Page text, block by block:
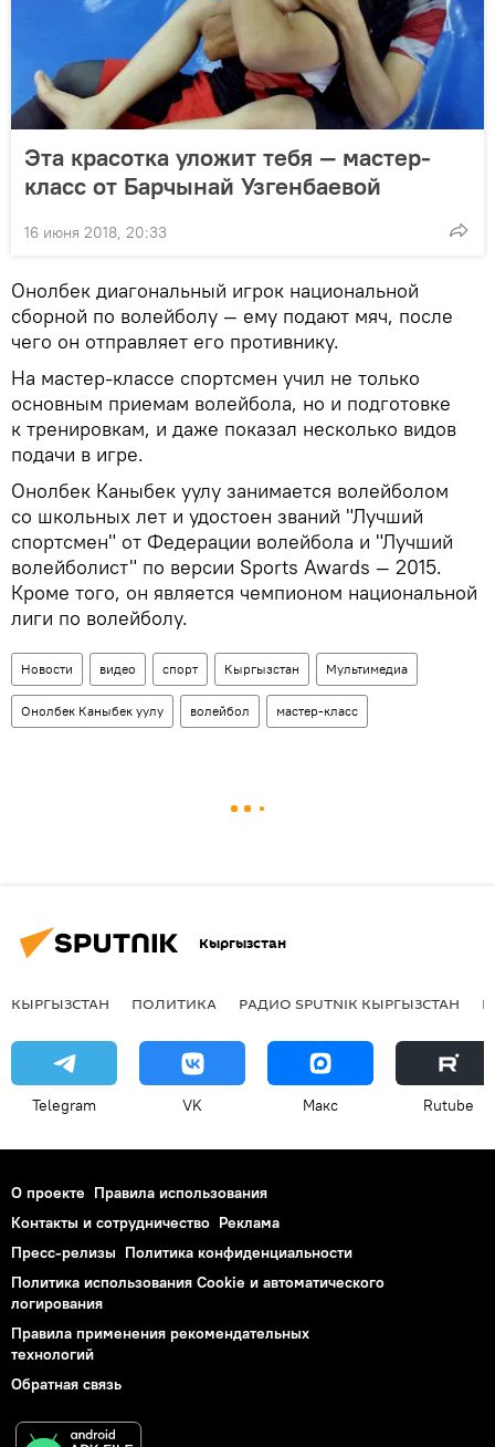
Эта красотка уложит тебя — мастер-
класс от Барчынай Узгенбаевой
16 июня 2018, 20:33
Онолбек диагональный игрок национальной
сборной по волейболу — ему подают мяч, после
чего он отправляет его противнику.
На мастер-классе спортсмен учил не только
основным приемам волейбола, но и подготовке
к тренировкам, и даже показал несколько видов
подачи в игре.
Онолбек Каныбек уулу занимается волейболом
со школьных лет и удостоен званий "Лучший
спортсмен" от Федерации волейбола и "Лучший
волейболист" по версии Sports Awards — 2015.
Кроме того, он является чемпионом национальной
лиги по волейболу.
Новости видео спорт Кыргызстан Мультимедиа
Онолбек Каныбек уулу волейбол мастер-класс
Кыргызстан
КЫРГЫЗСТАН ПОЛИТИКА РАДИО SPUTNIK КЫРГЫЗСТАН
Telegram VK Макс Rutube
О проекте Правила использования
Контакты и сотрудничество Реклама
Пресс-релизы Политика конфиденциальности
Политика использования Cookie и автоматического
логирования
Правила применения рекомендательных
технологий
Обратная связь